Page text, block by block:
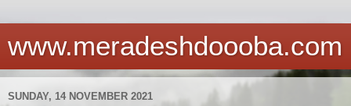
www.meradeshdoooba.com
SUNDAY, 14 NOVEMBER 2021